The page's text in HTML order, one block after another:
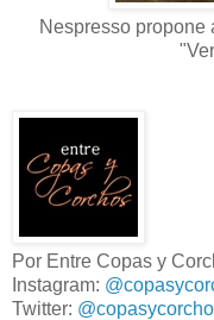
Nespresso propone
Por Entre Copas y
Instagram:
Twitter: